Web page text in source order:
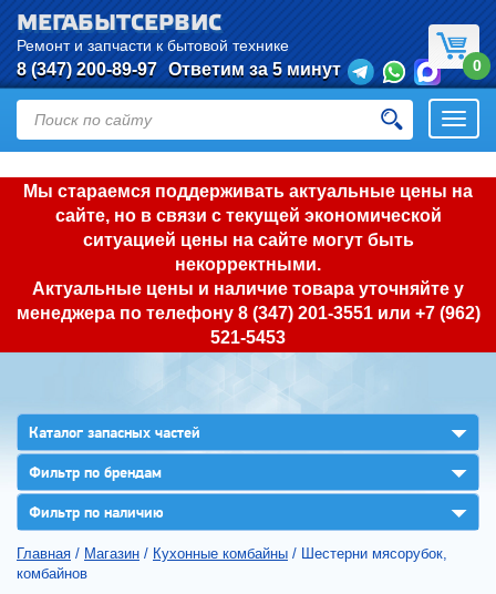
Мы стараемся поддерживать актуальные цены на
сайте, но в связи с текущей экономической
ситуацией цены на сайте могут быть
некорректными.
Актуальные цены и наличие товара уточняйте у
менеджера по телефону 8 (347) 201-3551или +7 (962)
521-5453
МЕГАБЫТСЕРВИС
Ремонт и запчасти к бытовой технике
8 (347) 200-89-97 Ответим за 5 минут 0
Каталог запасных частей ▼
Фильтр по брендам ▼
Фильтр по наличию ▼
Главная / Магазин / Кухонные комбайны / Шестерни мясорубок,
комбайнов